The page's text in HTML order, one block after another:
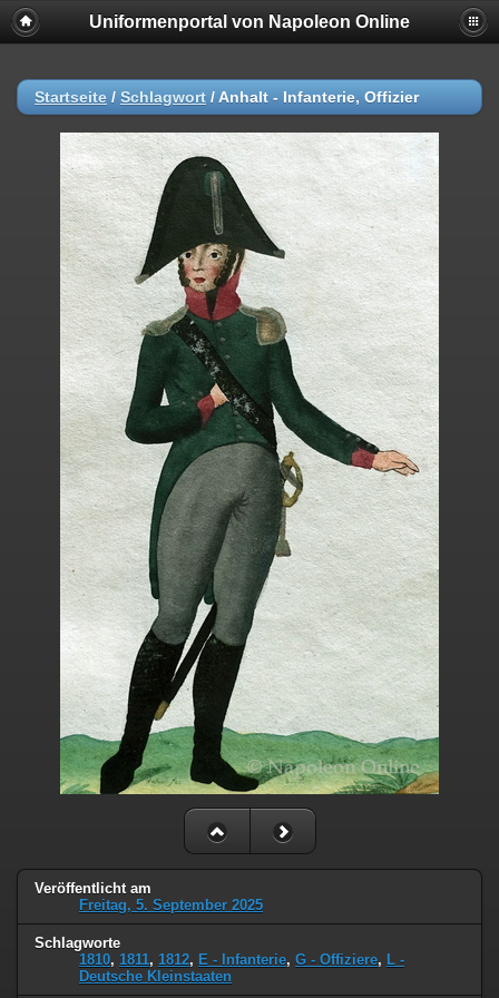
Uniformenportal von Napoleon Online
Startseite / Schlagwort / Anhalt - Infanterie, Offizier
Veröffentlicht am
Freitag, 5. September 2025
Schlagworte
1810, 1811, 1812, E - Infanterie, G - Offiziere, L -
Deutsche Kleinstaaten